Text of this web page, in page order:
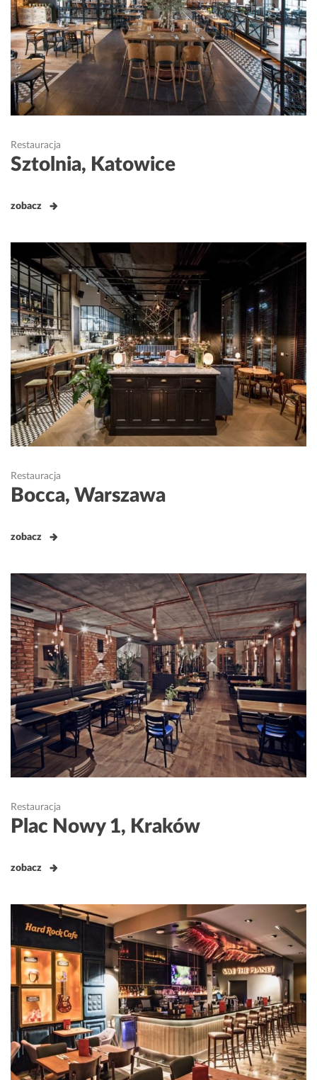
Restauracja
Sztolnia, Katowice
zobacz
Restauracja
Bocca, Warszawa
zobacz
Restauracja
Plac Nowy 1, Kraków
zobacz